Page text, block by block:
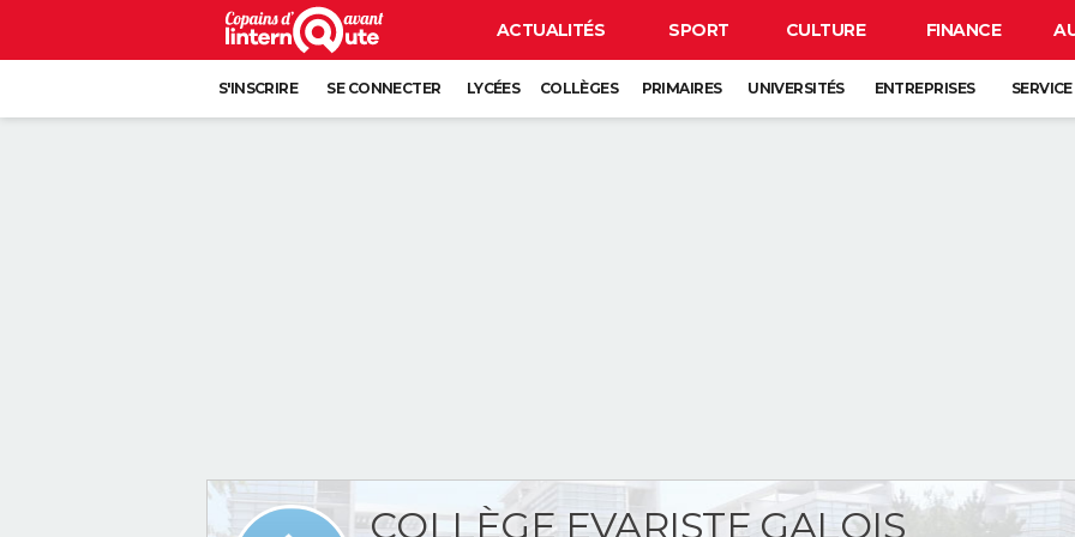
ACTUALITÉS SPORT CULTURE FINANCE
S'INSCRIRE SE CONNECTER LYCÉES COLLÈGES PRIMAIRES UNIVERSITÉS ENTREPRISES
COLLÈGE EVARISTE GALOIS